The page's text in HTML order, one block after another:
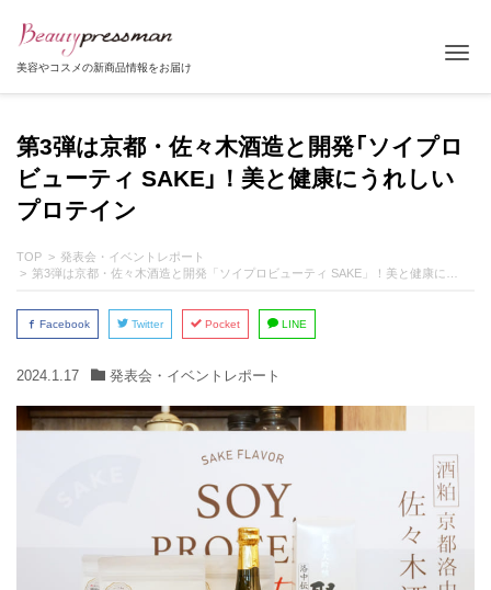
美容やコスメの新商品情報をお届け
第3弾は京都・佐々木酒造と開発「ソイプロ
ビューティ SAKE」！美と健康にうれしい
プロテイン
TOP
発表会・イベントレポート
第3弾は京都・佐々木酒造と開発「ソイプロビューティ SAKE」！美と健康にうれしいプロテイン
Facebook Twitter Pocket LINE
2024.1.17 発表会・イベントレポート